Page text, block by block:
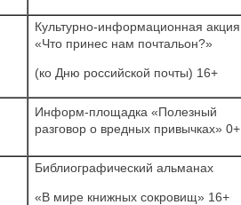
Культурно-информационная акция
«Что принес нам почтальон?»
(ко Дню российской почты) 16+
Информ-площадка «Полезный
разговор о вредных привычках» 0+
Библиографический альманах
«В мире книжных сокровищ» 16+